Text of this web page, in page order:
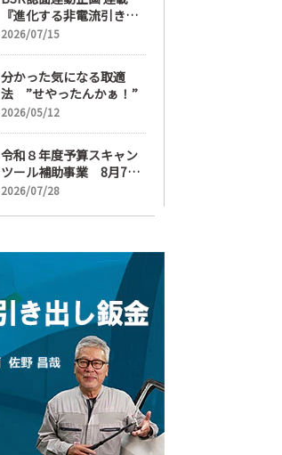
『進化する非電流引き出
し鈑金』【目次】
2026/07/15
分かった気になる取適
法 ”せやったんかぁ！”
2026/05/12
令和８年度予算スキャン
ツール補助事業 8月7日
受け付け開始
2026/07/28